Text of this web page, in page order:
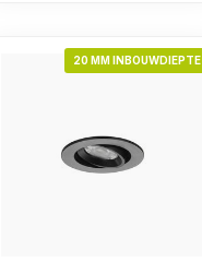
20 MM INBOUWDIEPTE